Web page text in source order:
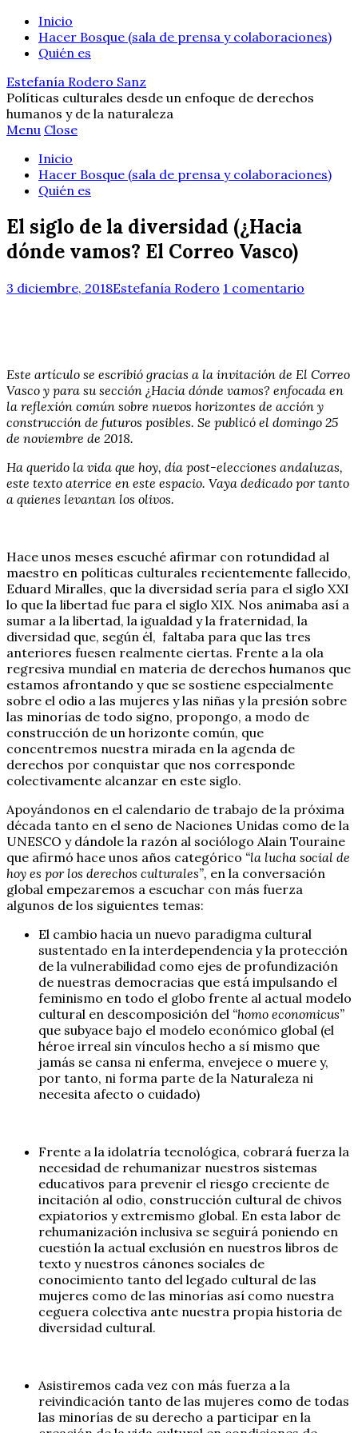
Inicio
Hacer Bosque (sala de prensa y colaboraciones)
Quién es
Estefanía Rodero Sanz
Políticas culturales desde un enfoque de derechos
humanos y de la naturaleza
Menu Close
Inicio
Hacer Bosque (sala de prensa y colaboraciones)
Quién es
El siglo de la diversidad (¿Hacia
dónde vamos? El Correo Vasco)
3 diciembre, 2018Estefanía Rodero 1 comentario
Este artículo se escribió gracias a la invitación de El Correo
Vasco y para su sección ¿Hacia dónde vamos? enfocada en
la reflexión común sobre nuevos horizontes de acción y
construcción de futuros posibles. Se publicó el domingo 25
de noviembre de 2018.
Ha querido la vida que hoy, día post-elecciones andaluzas,
este texto aterrice en este espacio. Vaya dedicado por tanto
a quienes levantan los olivos.
Hace unos meses escuché afirmar con rotundidad al
maestro en políticas culturales recientemente fallecido,
Eduard Miralles, que la diversidad sería para el siglo XXI
lo que la libertad fue para el siglo XIX. Nos animaba así a
sumar a la libertad, la igualdad y la fraternidad, la
diversidad que, según él, faltaba para que las tres
anteriores fuesen realmente ciertas. Frente a la ola
regresiva mundial en materia de derechos humanos que
estamos afrontando y que se sostiene especialmente
sobre el odio a las mujeres y las niñas y la presión sobre
las minorías de todo signo, propongo, a modo de
construcción de un horizonte común, que
concentremos nuestra mirada en la agenda de
derechos por conquistar que nos corresponde
colectivamente alcanzar en este siglo.
Apoyándonos en el calendario de trabajo de la próxima
década tanto en el seno de Naciones Unidas como de la
UNESCO y dándole la razón al sociólogo Alain Touraine
que afirmó hace unos años categórico “la lucha social de
hoy es por los derechos culturales”, en la conversación
global empezaremos a escuchar con más fuerza
algunos de los siguientes temas:
El cambio hacia un nuevo paradigma cultural
sustentado en la interdependencia y la protección
de la vulnerabilidad como ejes de profundización
de nuestras democracias que está impulsando el
feminismo en todo el globo frente al actual modelo
cultural en descomposición del “homo economicus”
que subyace bajo el modelo económico global (el
héroe irreal sin vínculos hecho a sí mismo que
jamás se cansa ni enferma, envejece o muere y,
por tanto, ni forma parte de la Naturaleza ni
necesita afecto o cuidado)
Frente a la idolatría tecnológica, cobrará fuerza la
necesidad de rehumanizar nuestros sistemas
educativos para prevenir el riesgo creciente de
incitación al odio, construcción cultural de chivos
expiatorios y extremismo global. En esta labor de
rehumanización inclusiva se seguirá poniendo en
cuestión la actual exclusión en nuestros libros de
texto y nuestros cánones sociales de
conocimiento tanto del legado cultural de las
mujeres como de las minorías así como nuestra
ceguera colectiva ante nuestra propia historia de
diversidad cultural.
Asistiremos cada vez con más fuerza a la
reivindicación tanto de las mujeres como de todas
las minorías de su derecho a participar en la